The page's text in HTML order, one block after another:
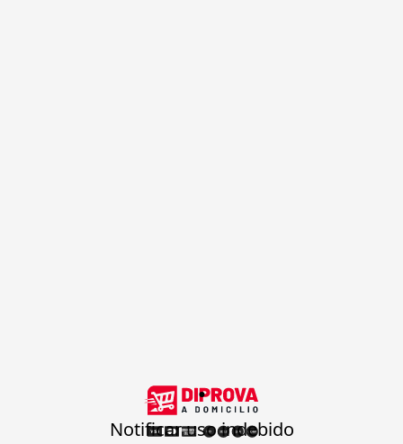
.
Notificar uso indebido